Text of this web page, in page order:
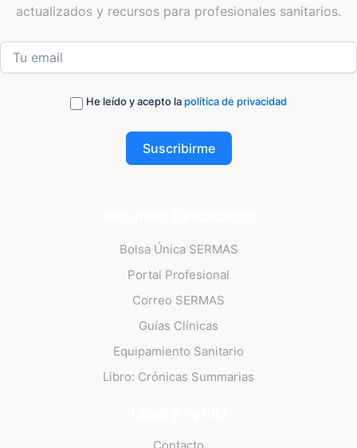
actualizados y recursos para profesionales sanitarios.
He leído y acepto la política de privacidad
Suscribirme
Bolsa Única SERMAS
Portal Profesional
Correo SERMAS
Guías Clínicas
Equipamiento Sanitario
Libro: Crónicas Summarias